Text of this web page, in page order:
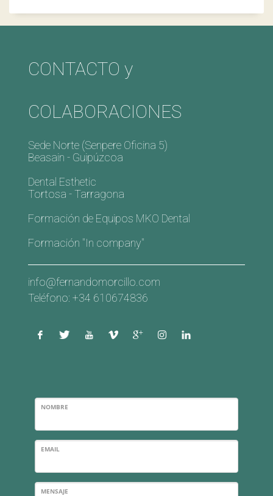
CONTACTO y
COLABORACIONES
Sede Norte (Senpere Oficina 5)
Beasain - Guipúzcoa
Dental Esthetic
Tortosa - Tarragona
Formación de Equipos MKO Dental
Formación "In company"
info@fernandomorcillo.com
Teléfono: +34 610674836
NOMBRE
EMAIL
MENSAJE